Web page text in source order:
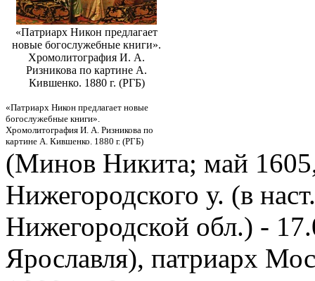
«Патриарх Никон предлагает
новые богослужебные книги».
Хромолитография И. А.
Ризникова по картине А.
Кившенко. 1880 г. (РГБ)
«Патриарх Никон предлагает новые
богослужебные книги».
Хромолитография И. А. Ризникова по
картине А. Кившенко. 1880 г. (РГБ)
(Минов Никита; май
Нижегородского у. (в
Нижегородской обл.) -
Ярославля), патриарх